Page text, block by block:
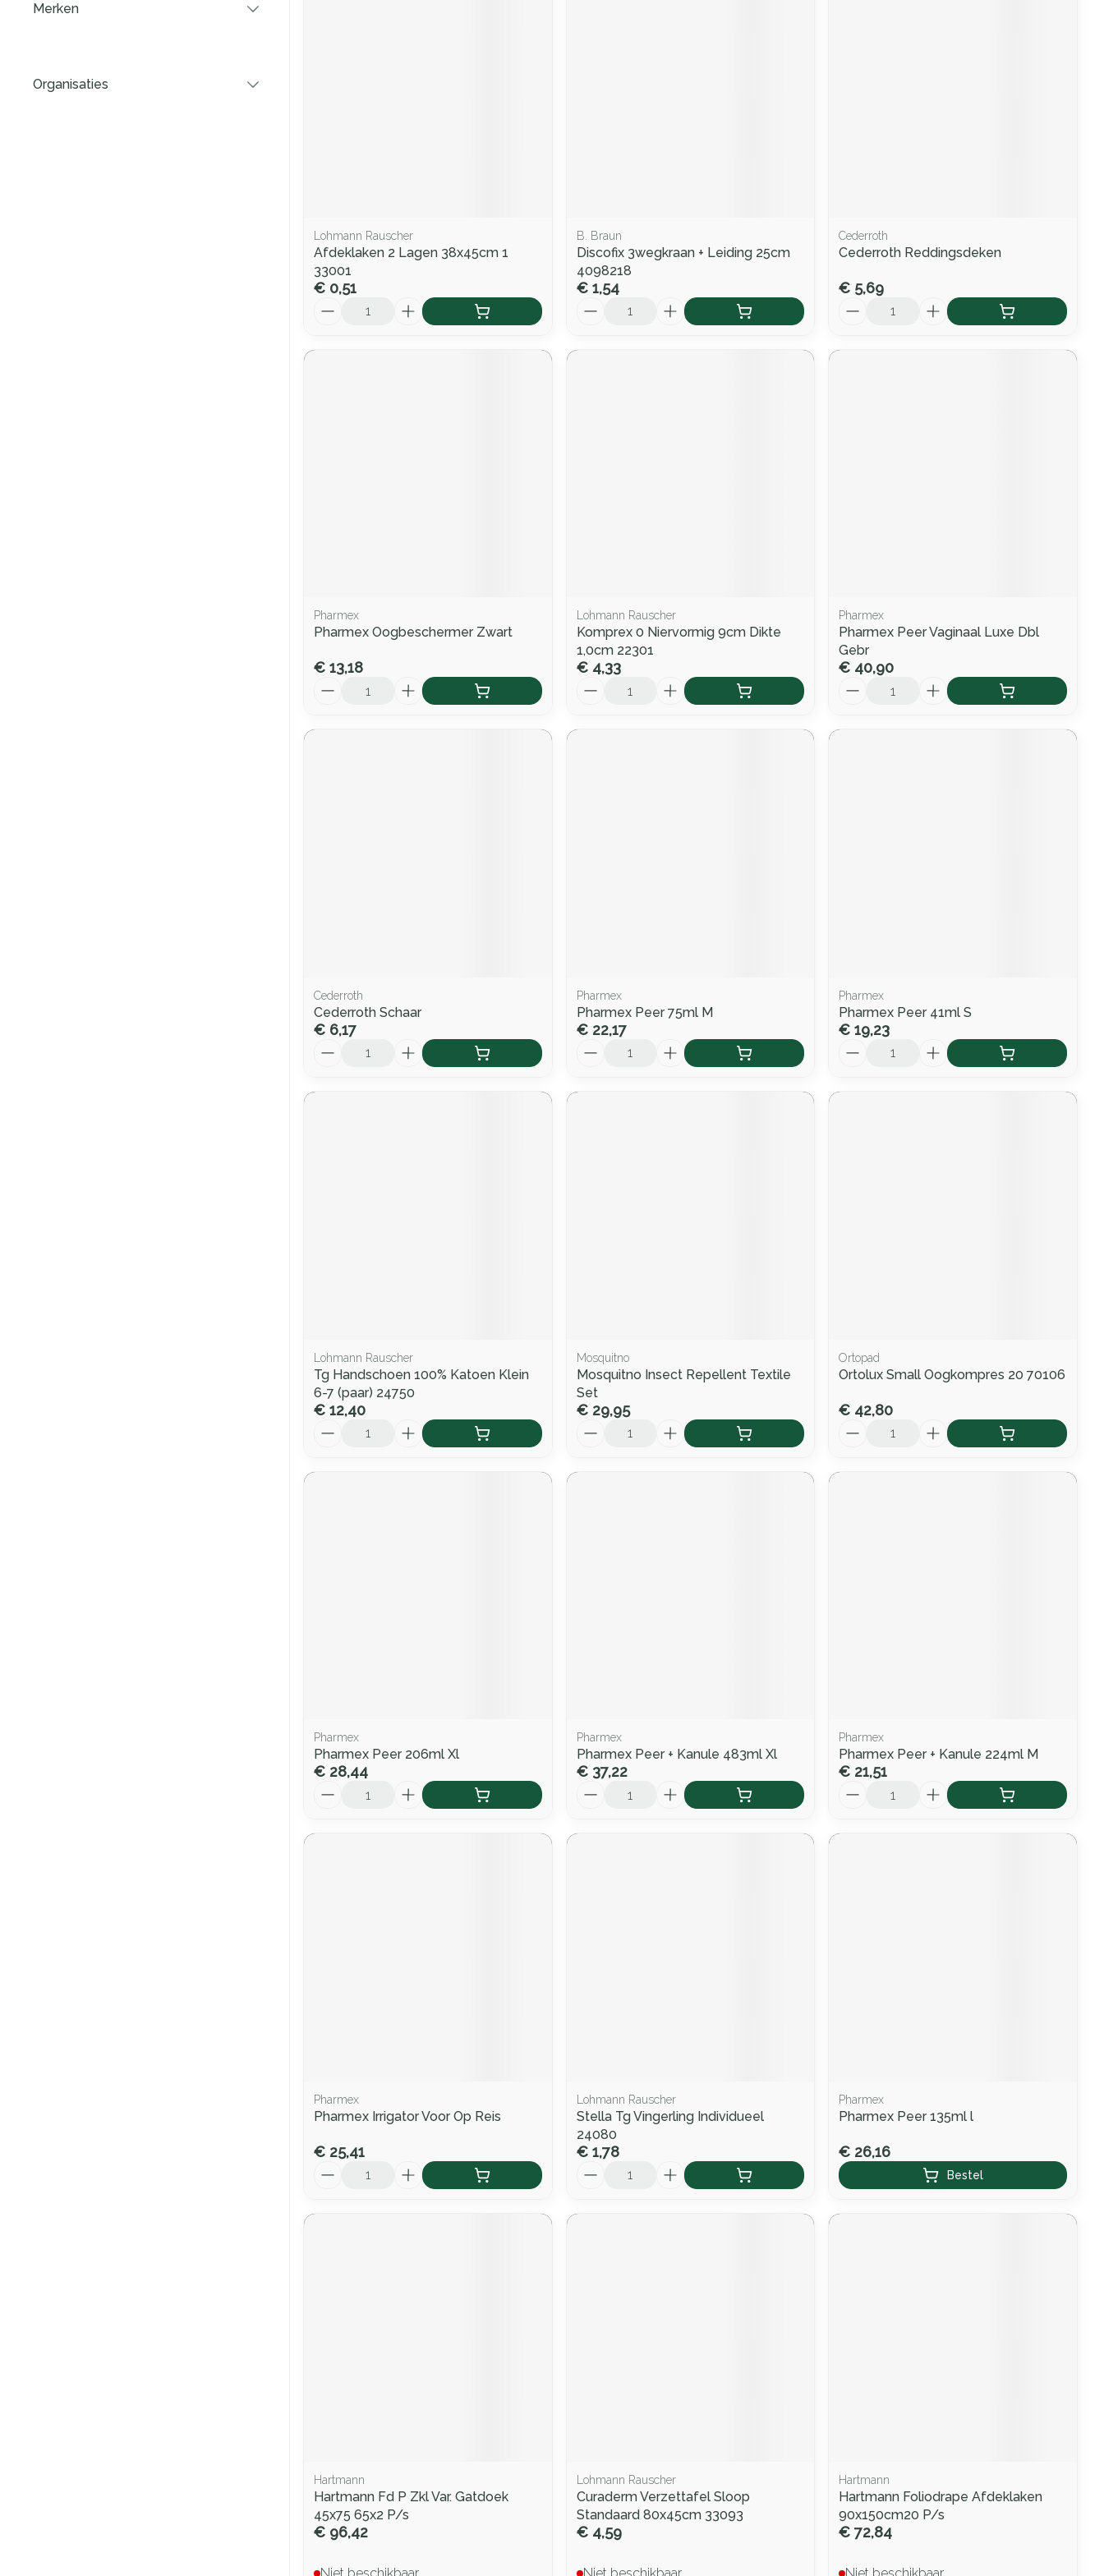
Merken
Organisaties
Lohmann Rauscher
Afdeklaken 2 Lagen 38x45cm 1
33001
€ 0,51
B. Braun
Discofix 3wegkraan + Leiding 25cm
4098218
€ 1,54
Cederroth
Cederroth Reddingsdeken
€ 5,69
Pharmex
Pharmex Oogbeschermer Zwart
€ 13,18
Lohmann Rauscher
Komprex 0 Niervormig 9cm Dikte
1,0cm 22301
€ 4,33
Pharmex
Pharmex Peer Vaginaal Luxe Dbl
Gebr
€ 40,90
Cederroth
Cederroth Schaar
€ 6,17
Pharmex
Pharmex Peer 75ml M
€ 22,17
Pharmex
Pharmex Peer 41ml S
€ 19,23
Lohmann Rauscher
Tg Handschoen 100% Katoen Klein
6-7 (paar) 24750
€ 12,40
Mosquitno
Mosquitno Insect Repellent Textile
Set
€ 29,95
Ortopad
Ortolux Small Oogkompres 20 70106
€ 42,80
Pharmex
Pharmex Peer 206ml Xl
€ 28,44
Pharmex
Pharmex Peer + Kanule 483ml Xl
€ 37,22
Pharmex
Pharmex Peer + Kanule 224ml M
€ 21,51
Pharmex
Pharmex Irrigator Voor Op Reis
€ 25,41
Lohmann Rauscher
Stella Tg Vingerling Individueel
24080
€ 1,78
Pharmex
Pharmex Peer 135ml l
€ 26,16
Bestel
Hartmann
Hartmann Fd P Zkl Var. Gatdoek
45x75 65x2 P/s
€ 96,42
Niet beschikbaar
Lohmann Rauscher
Curaderm Verzettafel Sloop
Standaard 80x45cm 33093
€ 4,59
Niet beschikbaar
Hartmann
Hartmann Foliodrape Afdeklaken
90x150cm20 P/s
€ 72,84
Niet beschikbaar